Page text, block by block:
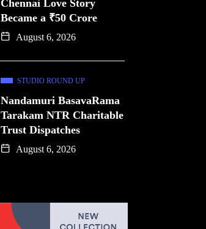
Chennai Love Story
Became a ₹50 Crore
August 6, 2026
STUDIO ROUND UP
Nandamuri BasavaRama
Tarakam NTR Charitable
Trust Dispatches
August 6, 2026